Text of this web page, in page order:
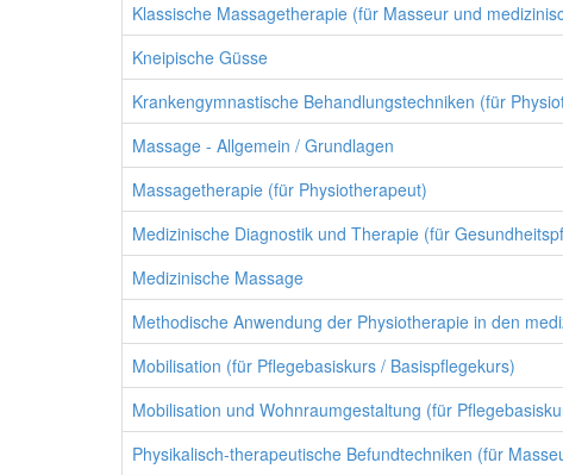
Klassische Massagetherapie (für Masseur und
Kneipische Güsse
Krankengymnastische Behandlungstechniken (für
Massage - Allgemein / Grundlagen
Massagetherapie (für Physiotherapeut)
Medizinische Diagnostik und Therapie (für
Medizinische Massage
Methodische Anwendung der Physiotherapie in den
Mobilisation (für Pflegebasiskurs / Basispflegekurs)
Mobilisation und Wohnraumgestaltung (für
Physikalisch-therapeutische Befundtechniken (für